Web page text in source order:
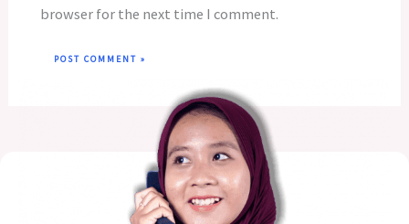
browser for the next time I comment.